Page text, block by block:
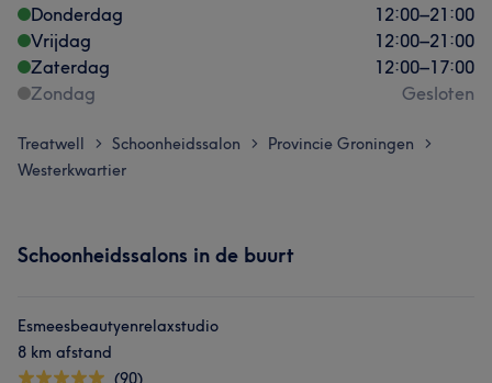
Donderdag
12:00–21:00
Vrijdag
12:00–21:00
Zaterdag
12:00–17:00
Zondag
Gesloten
Treatwell > Schoonheidssalon > Provincie Groningen >
Westerkwartier
Schoonheidssalons in de buurt
Esmeesbeautyenrelaxstudio
8 km afstand
(90)